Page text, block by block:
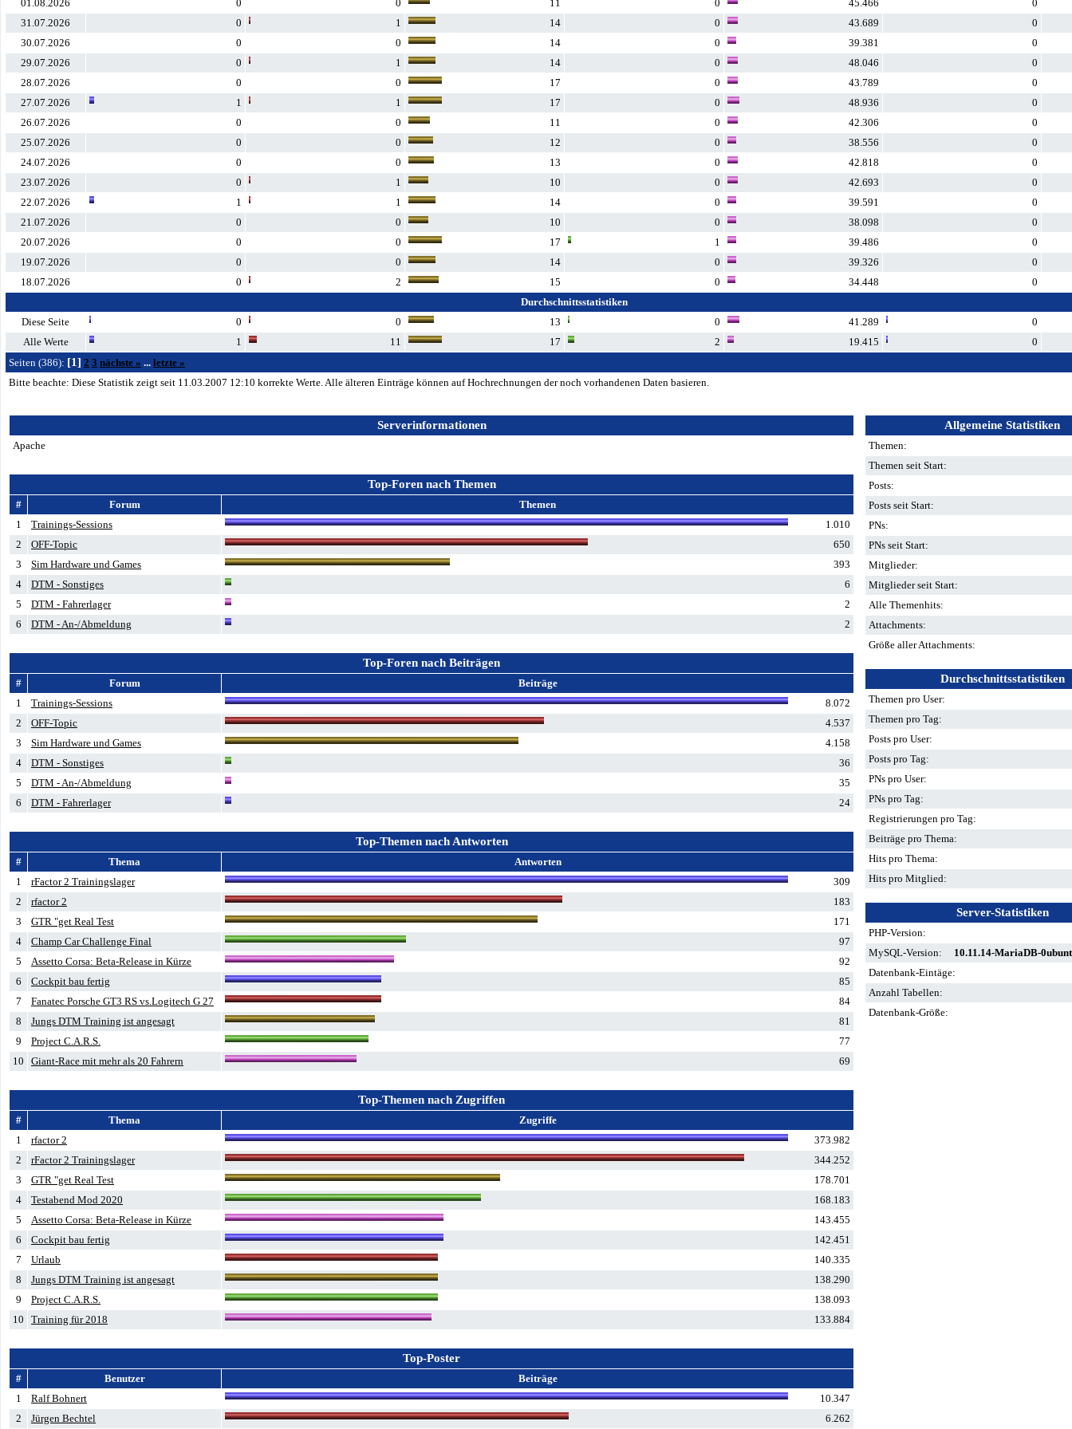
01.08.2026
0 0 11 0 45.466
0
31.07.2026
0 1 14 0 43.689
0
30.07.2026
0 0 14 0 39.381
0
29.07.2026
0 1 14 0 48.046
0
28.07.2026
0 0 17 0 43.789
0
27.07.2026
1 1 17 0 48.936
0
26.07.2026
0 0 11 0 42.306
0
25.07.2026
0 0 12 0 38.556
0
24.07.2026
0 0 13 0 42.818
0
23.07.2026
0 1 10 0 42.693
0
22.07.2026
1 1 14 0 39.591
0
21.07.2026
0 0 10 0 38.098
0
20.07.2026
0 0 17 1 39.486
0
19.07.2026
0 0 14 0 39.326
0
18.07.2026
0 2 15 0 34.448
0
Durchschnittsstatistiken
Diese Seite
0 0 13 0 41.289
0
Alle Werte
1 11 17 2 19.415
0
Seiten (386): [1] 2 3 nächste » ... letzte »
Bitte beachte: Diese Statistik zeigt seit 11.03.2007 12:10 korrekte Werte. Alle älteren Einträge können auf Hochrechnungen der noch vorhandenen Daten basieren.
Serverinformationen
Apache
Top-Foren nach Themen
# Forum
Themen
1
Trainings-Sessions
1.010
2
OFF-Topic
650
3
Sim Hardware und Games
393
4
DTM - Sonstiges
6
5
DTM - Fahrerlager
2
6
DTM - An-/Abmeldung 2
Top-Foren nach Beiträgen
# Forum
Beiträge
1
Trainings-Sessions
8.072
2
OFF-Topic
4.537
3
Sim Hardware und Games
4.158
4
DTM - Sonstiges
36
5
DTM - An-/Abmeldung
35
6
DTM - Fahrerlager 24
Top-Themen nach Antworten
# Thema
Antworten
1
rFactor 2 Trainingslager
309
2
rfactor 2
183
3
GTR "get Real Test
171
4
Champ Car Challenge Final
97
5
Assetto Corsa: Beta-Release in Kürze
92
6
Cockpit bau fertig
85
7
Fanatec Porsche GT3 RS vs.Logitech G 27
84
8
Jungs DTM Training ist angesagt
81
9
Project C.A.R.S.
77
10
Giant-Race mit mehr als 20 Fahrern 69
Top-Themen nach Zugriffen
# Thema
Zugriffe
1
rfactor 2
373.982
2
rFactor 2 Trainingslager
344.252
3
GTR "get Real Test
178.701
4
Testabend Mod 2020
168.183
5
Assetto Corsa: Beta-Release in Kürze
143.455
6
Cockpit bau fertig
142.451
7
Urlaub
140.335
8
Jungs DTM Training ist angesagt
138.290
9
Project C.A.R.S.
138.093
10
Training für 2018 133.884
Top-Poster
# Benutzer
Beiträge
1
Ralf Bohnert
10.347
2
Jürgen Bechtel 6.262
Allgemeine Statistiken
Themen:
Themen seit Start:
Posts:
Posts seit Start:
PNs:
PNs seit Start:
Mitglieder:
Mitglieder seit Start:
Alle Themenhits:
Attachments:
Größe aller Attachments:
Durchschnittsstatistiken
Themen pro User:
Themen pro Tag:
Posts pro User:
Posts pro Tag:
PNs pro User:
PNs pro Tag:
Registrierungen pro Tag:
Beiträge pro Thema:
Hits pro Thema:
Hits pro Mitglied:
Server-Statistiken
PHP-Version:
10.11.14-MariaDB-
MySQL-Version:
Datenbank-Eintäge:
Anzahl Tabellen:
Datenbank-Größe: